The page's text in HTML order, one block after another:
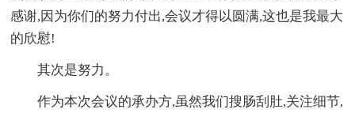
感谢,因为你们的努力付出,会议才得以圆满,这也是我最大
的欣慰!
其次是努力。
作为本次会议的承办方,虽然我们搜肠刮肚,关注细节,